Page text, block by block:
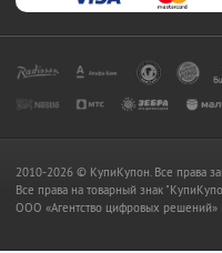
2010-2026 © КупиКупон. Все права
Все права на товарный знак
OOO «Агентство цифровых